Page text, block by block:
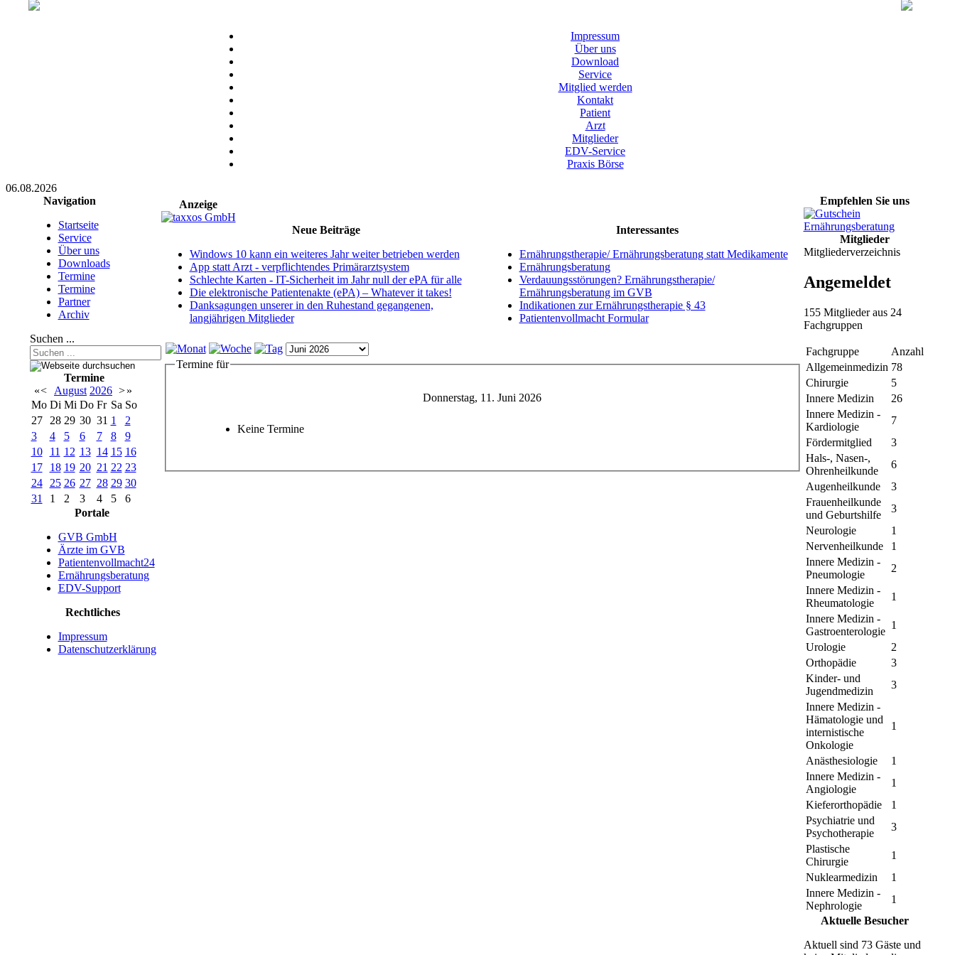
Impressum
Über uns
Download
Service
Mitglied werden
Kontakt
Patient
Arzt
Mitglieder
EDV-Service
Praxis Börse
06.08.2026
Navigation
Startseite
Service
Über uns
Downloads
Termine
Termine
Partner
Archiv
Suchen ...
Termine
«< August 2026 >»
Mo Di Mi Do Fr Sa So
27
28 29 30 31 1
2
3
4 5 6 7 8
9
10
11 12 13 14 15 16
17
18 19 20 21 22 23
24
25 26 27 28 29 30
31
1 2 3 4 5
6
Portale
GVB GmbH
Ärzte im GVB
Patientenvollmacht24
Ernährungsberatung
EDV-Support
Rechtliches
Impressum
Datenschutzerklärung
Anzeige
Neue Beiträge
Windows 10 kann ein weiteres Jahr weiter betrieben werden
App statt Arzt - verpflichtendes Primärarztsystem
Schlechte Karten - IT-Sicherheit im Jahr null der ePA für alle
Die elektronische Patientenakte (ePA) – Whatever it takes!
Danksagungen unserer in den Ruhestand gegangenen,
langjährigen Mitglieder
Interessantes
Ernährungstherapie/ Ernährungsberatung statt Medikamente
Ernährungsberatung
Verdauungsstörungen? Ernährungstherapie/
Ernährungsberatung im GVB
Indikationen zur Ernährungstherapie § 43
Patientenvollmacht Formular
Termine für
Donnerstag, 11. Juni 2026
Keine Termine
Empfehlen Sie uns
Mitglieder
Mitgliederverzeichnis
Angemeldet
155 Mitglieder aus 24
Fachgruppen
Fachgruppe
Anzahl
Allgemeinmedizin 78
Chirurgie
5
Innere Medizin
26
Innere Medizin -
Kardiologie
7
Fördermitglied
3
Hals-, Nasen-,
Ohrenheilkunde
6
Augenheilkunde
3
Frauenheilkunde
und Geburtshilfe
3
Neurologie
1
Nervenheilkunde
1
Innere Medizin -
Pneumologie
2
Innere Medizin -
Rheumatologie
1
Innere Medizin -
Gastroenterologie
1
Urologie
2
Orthopädie
3
Kinder- und
Jugendmedizin
3
Innere Medizin -
Hämatologie und
internistische
Onkologie
1
Anästhesiologie
1
Innere Medizin -
Angiologie
1
Kieferorthopädie
1
Psychiatrie und
Psychotherapie
3
Plastische
Chirurgie
1
Nuklearmedizin
1
Innere Medizin -
Nephrologie
1
Aktuelle Besucher
Aktuell sind 73 Gäste und